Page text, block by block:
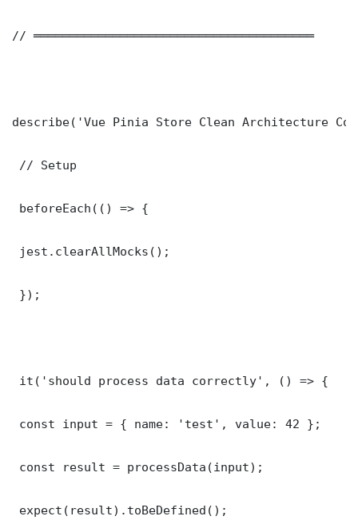
// ═══════════════════════════════════════
describe('Vue Pinia Store Clean Architecture
// Setup
beforeEach(() => {
jest.clearAllMocks();
});
it('should process data correctly', () => {
const input = { name: 'test', value: 42 };
const result = processData(input);
expect(result).toBeDefined();